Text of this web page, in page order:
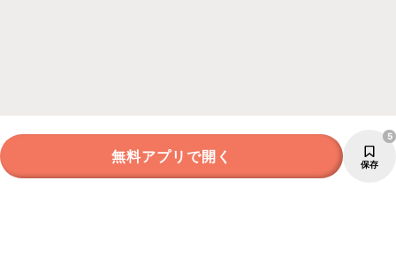
無料アプリで開く 保存
5